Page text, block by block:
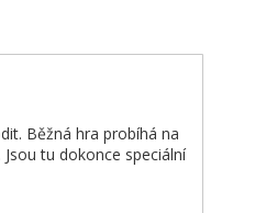
Běžná hra probíhá na
tu dokonce speciální